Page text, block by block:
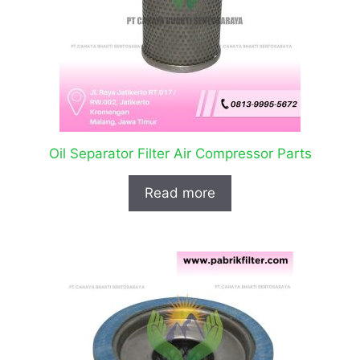
Oil Separator Filter Air Compressor Parts
Read more